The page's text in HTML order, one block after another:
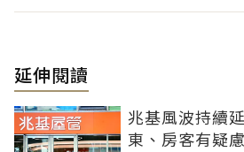
延伸閱讀
兆基風波持續
東、房客有疑